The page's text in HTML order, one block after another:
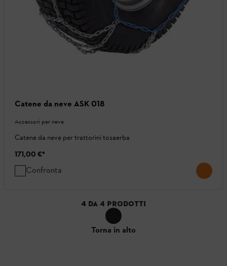
Catene da neve ASK 018
Accessori per neve
Catene da neve per trattorini tosaerba
171,00 €*
Confronta
4 DA 4 PRODOTTI
Torna in alto